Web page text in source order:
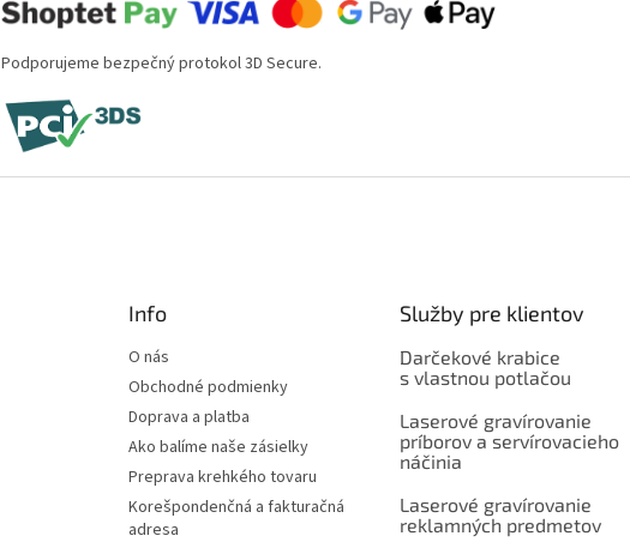
Podporujeme bezpečný protokol 3D Secure.
Info
O nás
Obchodné podmienky
Doprava a platba
Ako balíme naše zásielky
Preprava krehkého tovaru
Korešpondenčná a fakturačná
adresa
Služby pre klientov
Darčekové krabice
s vlastnou potlačou
Laserové gravírovanie
príborov a servírovacieho
náčinia
Laserové gravírovanie
reklamných predmetov